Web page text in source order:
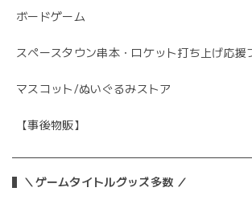
ボードゲーム
スペースタウン串本・ロケット打ち上げ応援
マスコット/ぬいぐるみストア
【事後物販】
＼ゲームタイトルグッズ多数 ／